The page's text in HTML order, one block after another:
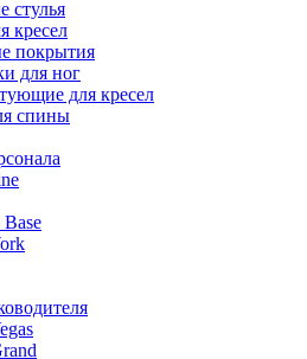
стулья
кресел
покрытия
для ног
для кресел
спины